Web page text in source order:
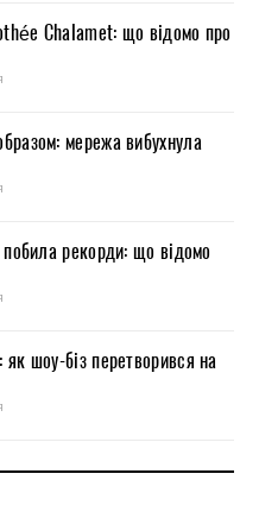
Chalamet: що відомо про
мережа вибухнула
рекорди: що відомо
як шоу-біз перетворився на